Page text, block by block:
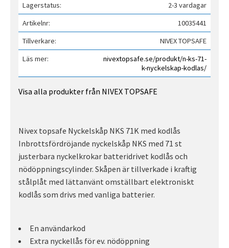
Lagerstatus
2-3 vardagar
Artikelnr
10035441
Tillverkare
NIVEX TOPSAFE
Läs mer
nivextopsafe.se/produkt/n-ks-71-
k-nyckelskap-kodlas/
Visa alla produkter från NIVEX TOPSAFE
Nivex topsafe Nyckelskåp NKS 71K med kodlås
Inbrottsfördröjande nyckelskåp NKS med 71 st
justerbara nyckelkrokar batteridrivet kodlås och
nödöppningscylinder. Skåpen är tillverkade i kraftig
stålplåt med lättanvänt omställbart elektroniskt
kodlås som drivs med vanliga batterier.
En användarkod
Extra nyckellås för ev. nödöppning